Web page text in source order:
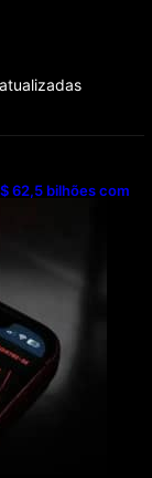
62,5 bilhões com